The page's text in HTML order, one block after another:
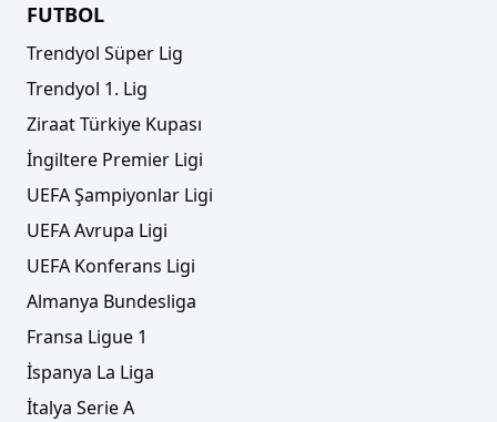
FUTBOL
Trendyol Süper Lig
Trendyol 1. Lig
Ziraat Türkiye Kupası
İngiltere Premier Ligi
UEFA Şampiyonlar Ligi
UEFA Avrupa Ligi
UEFA Konferans Ligi
Almanya Bundesliga
Fransa Ligue 1
İspanya La Liga
İtalya Serie A